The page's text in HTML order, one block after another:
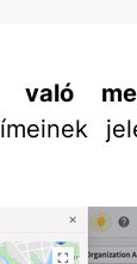
való